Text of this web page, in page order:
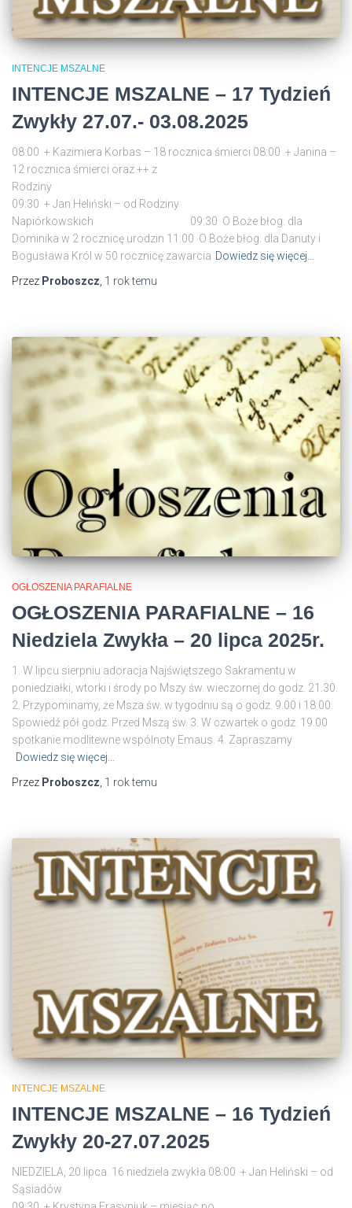
INTENCJE MSZALNE
INTENCJE MSZALNE – 17 Tydzień
Zwykły 27.07.- 03.08.2025
08:00 + Kazimiera Korbas – 18 rocznica śmierci 08:00 + Janina –
12 rocznica śmierci oraz ++ z
09:30 + Jan Heliński – od Rodziny
Napiórkowskich 09:30 O Boże błog. dla
Dominika w 2 rocznicę urodzin 11:00 O Boże błog. dla Danuty i
Bogusława Król w 50 rocznicę zawarcia Dowiedz się więcej…
Przez Proboszcz, 1 roktemu
OGŁOSZENIA PARAFIALNE
OGŁOSZENIA PARAFIALNE – 16
Niedziela Zwykła – 20 lipca 2025r.
1. W lipcu sierpniu adoracja Najświętszego Sakramentu w
poniedziałki, wtorki i środy po Mszy św. wieczornej do godz. 21.30.
2. Przypominamy, że Msza św. w tygodniu są o godz. 9.00 i 18.00.
Spowiedź pół godz. Przed Mszą św. 3. W czwartek o godz. 19.00
spotkanie modlitewne wspólnoty Emaus. 4. Zapraszamy
Dowiedz się więcej…
Przez Proboszcz 1 roktemu
INTENCJE MSZALNE
INTENCJE MSZALNE – 16 Tydzień
Zwykły 20-27.07.2025
NIEDZIELA, 20 lipca. 16 niedziela zwykła 08:00 + Jan Heliński – od